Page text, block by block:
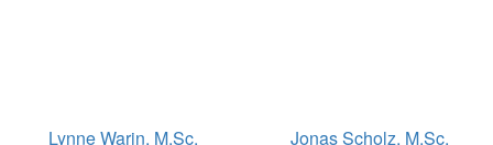
Lynne Warin, M.Sc. Jonas Scholz, M.Sc.